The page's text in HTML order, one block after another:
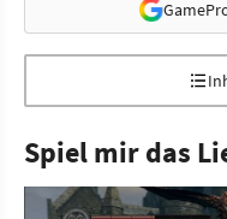
Spiel mir das